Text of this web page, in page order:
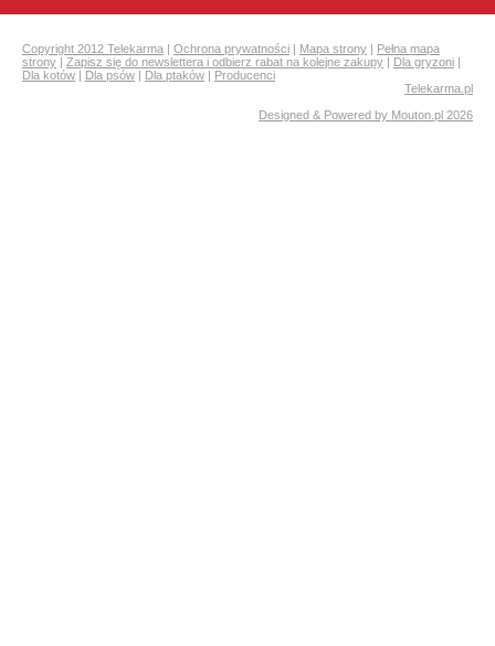
Copyright 2012 Telekarma | Ochrona prywatności | Mapa strony | Pełna mapa
strony | Zapisz się do newslettera i odbierz rabat na kolejne zakupy | Dla gryzoni |
Dla kotów | Dla psów | Dla ptaków | Producenci
Telekarma.pl
Designed & Powered by Mouton.pl 2026